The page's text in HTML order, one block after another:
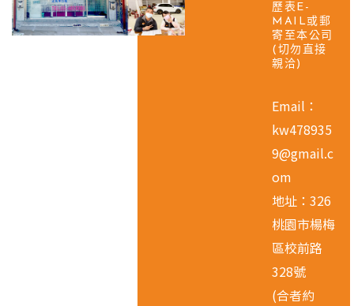
歷表E-
MAIL或郵
寄至本公司
(切勿直接
親洽)
Email：
kw478935
9@gmail.c
om
地址：326
桃園市楊梅
區校前路
328號
(合者約